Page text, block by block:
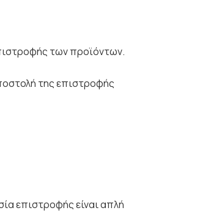
των προϊόντων.
της επιστροφής
επιστροφής είναι απλή